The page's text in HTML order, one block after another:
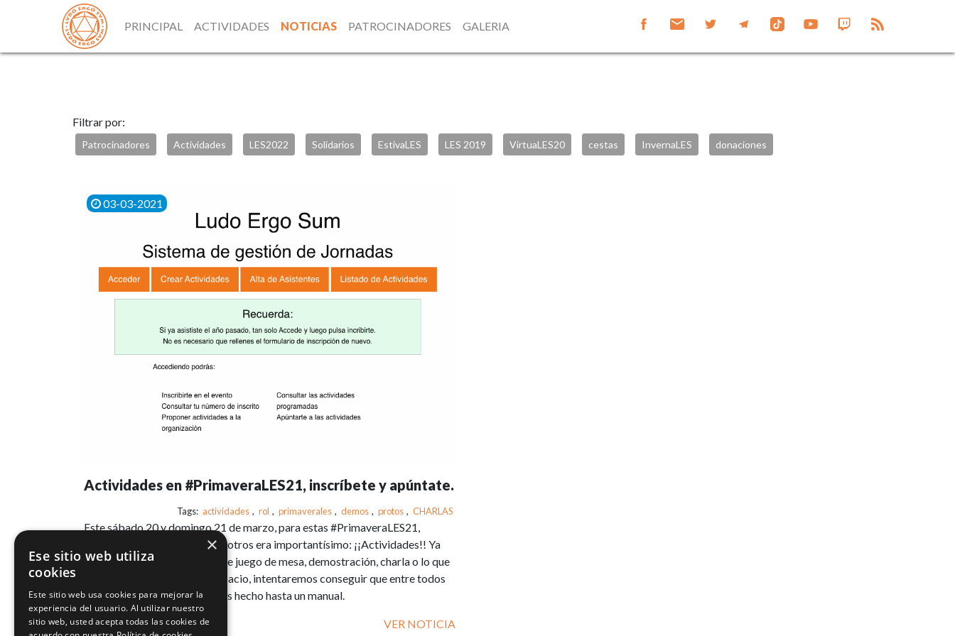
PRINCIPAL ACTIVIDADES NOTICIAS PATROCINADORES GALERIA
Filtrar por:
Patrocinadores Actividades LES2022 Solidarios EstivaLES LES 2019 VirtuaLES20 cestas InvernaLES donaciones
03-03-2021
Actividades en #PrimaveraLES21, inscríbete y apúntate.
Tags: actividades , rol , primaverales , demos , protos , CHARLAS
Este sábado 20 y domingo 21 de marzo, para estas #PrimaveraLES21,
rescatamos algo que para nosotros era importantísimo: ¡¡Actividades!! Ya
sea una partida de rol, proto de juego de mesa, demostración, charla o lo que
se te ocurra, aquí tienes tu espacio, intentaremos conseguir que entre todos
sea un éxito. Y para ello, hemos hecho hasta un manual.
VER NOTICIA
×
Ese sitio web utiliza
cookies
Este sitio web usa cookies para mejorar la
experiencia del usuario. Al utilizar nuestro
sitio web, usted acepta todas las cookies de